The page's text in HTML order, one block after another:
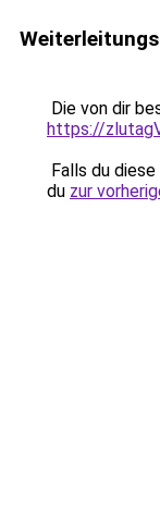
Die von dir
https://
Falls du
du zur